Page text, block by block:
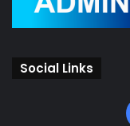
Social Links